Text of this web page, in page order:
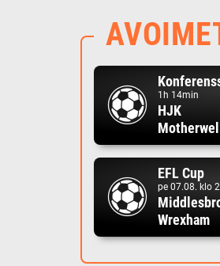
1h 14min
HJK
Motherwell
EFL Cup
pe 07.08. klo
Wrexham